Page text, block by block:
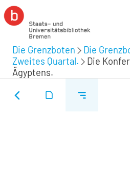
Die Grenzboten Die
Zweites Quartal.
Die
Ägyptens.